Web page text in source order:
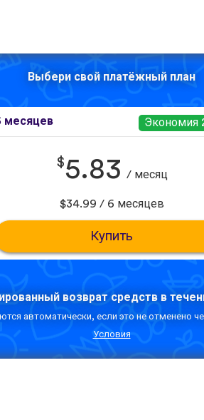
Выбери свой платёжный план
месяцев Экономия
$5.83 / месяц
$34.99 / 6 месяцев
Купить
возврат средств в
автоматически, если это не отменено
Условия